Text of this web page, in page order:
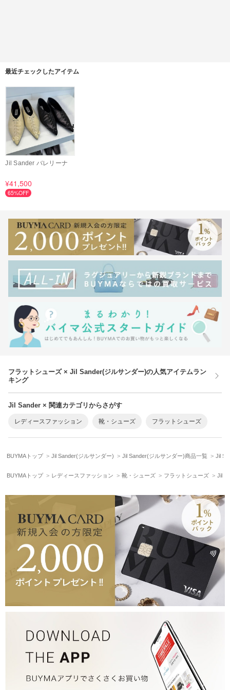
最近チェックしたアイテム
Jil Sander バレリーナ
¥41,500
65%OFF
フラットシューズ × Jil Sander(ジルサンダー)の人気アイテムラン
キング
Jil Sander × 関連カテゴリからさがす
レディースファッション 靴・シューズ フラットシューズ
BUYMAトップ Jil Sander(ジルサンダー) Jil Sander(ジルサンダー)商品一覧 Jil
BUYMAトップ レディースファッション 靴・シューズ フラットシューズ Jil